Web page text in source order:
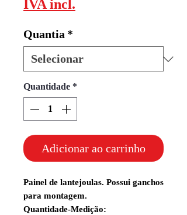
IVA incl.
Quantia *
Quantidade *
Adicionar ao carrinho
Painel de lantejoulas. Possui ganchos
para montagem.
Quantidade-Medição: